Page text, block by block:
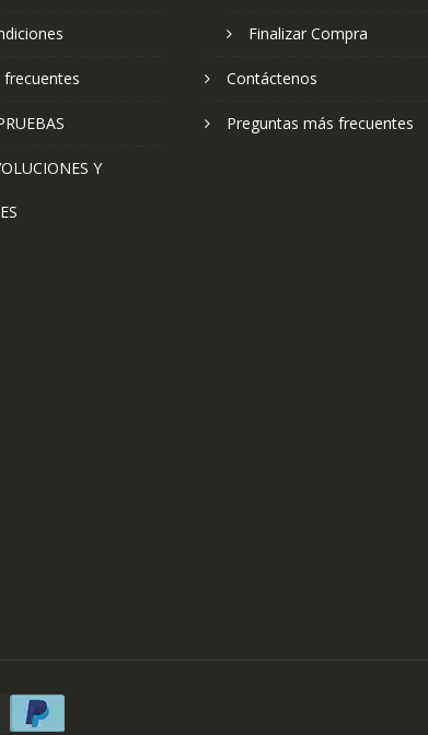
Y
Finalizar Compra
Contáctenos
Preguntas más frecuentes